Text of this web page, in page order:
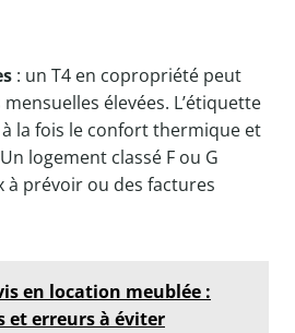
: un T4 en copropriété peut
élevées. L’étiquette
la fois le confort thermique et
logement classé F ou G
à prévoir ou des factures
en location meublée :
et erreurs à éviter